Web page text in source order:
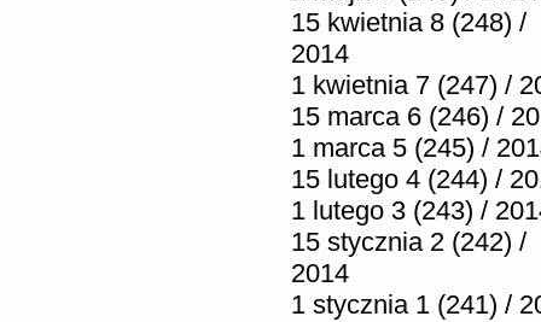
15 kwietnia 8 (248) /
2014
1 kwietnia 7 (247) /
15 marca 6 (246) /
1 marca 5 (245) /
15 lutego 4 (244) /
1 lutego 3 (243) /
15 stycznia 2 (242) /
2014
1 stycznia 1 (241) /